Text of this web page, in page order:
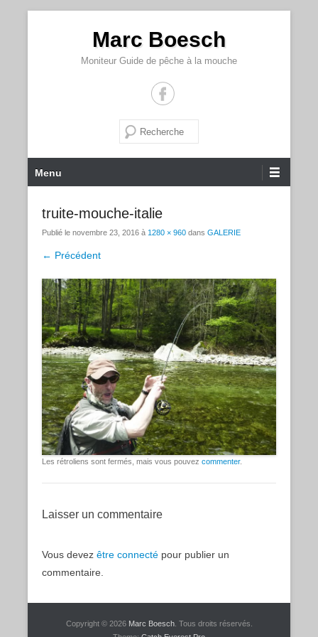
Marc Boesch
Moniteur Guide de pêche à la mouche
Recherche
Menu principal
Aller au contenu
Menu
truite-mouche-italie
Publié le novembre 23, 2016 à 1280 × 960 dans GALERIE
← Précédent
Les rétroliens sont fermés, mais vous pouvez commenter.
Laisser un commentaire
Vous devez être connecté pour publier un
commentaire.
Copyright © 2026 Marc Boesch. Tous droits réservés.